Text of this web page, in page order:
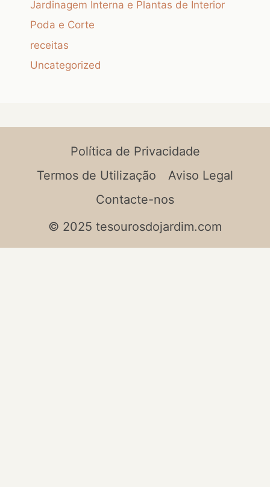
Jardinagem Interna e Plantas de Interior
Poda e Corte
receitas
Uncategorized
Política de Privacidade
Termos de Utilização
Aviso Legal
Contacte-nos
© 2025 tesourosdojardim.com